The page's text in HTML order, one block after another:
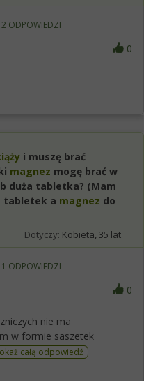
2 ODPOWIEDZI
0
i muszę brać
magnez mogę brać w
duża tabletka? (Mam
tabletek a magnez do
Dotyczy: Kobieta, 35 lat
1 ODPOWIEDZI
0
nie ma
w formie saszetek
całą odpowiedź